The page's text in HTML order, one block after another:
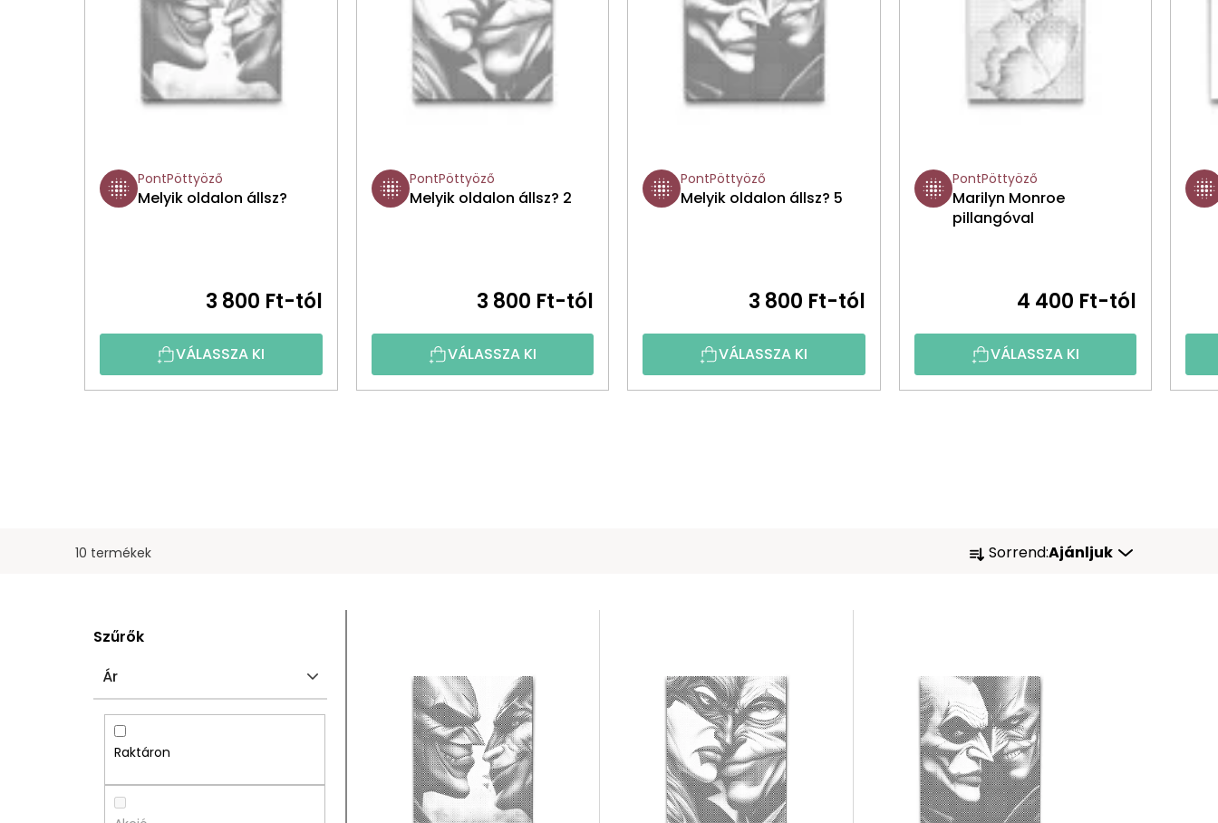
PontPöttyöző
Melyik oldalon állsz?
3 800 Ft-tól
VÁLASSZA KI
PontPöttyöző
Melyik oldalon állsz? 2
3 800 Ft-tól
VÁLASSZA KI
PontPöttyöző
Melyik oldalon állsz? 5
3 800 Ft-tól
VÁLASSZA KI
PontPöttyöző
Marilyn Monroe
pillangóval
4 400 Ft-tól
VÁLASSZA KI
10 termékek
T
M
É
K
E
Sorrend:Ajánljuk
O
D
Szűrők
Ár
Raktáron